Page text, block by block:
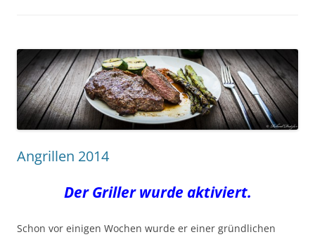
Angrillen 2014
Der Griller wurde aktiviert.
Schon vor einigen Wochen wurde er einer gründlichen